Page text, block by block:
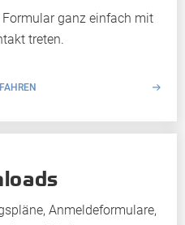
ganz einfach mit
treten.
Anmeldeformulare,